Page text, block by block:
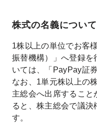
株式の名義について
1株以上の単位でお客
振替機構）」へ登録を
いては、「PayPay証
なお、1単元株以上の
主総会へ出席すること
ると、株主総会で議決
す。